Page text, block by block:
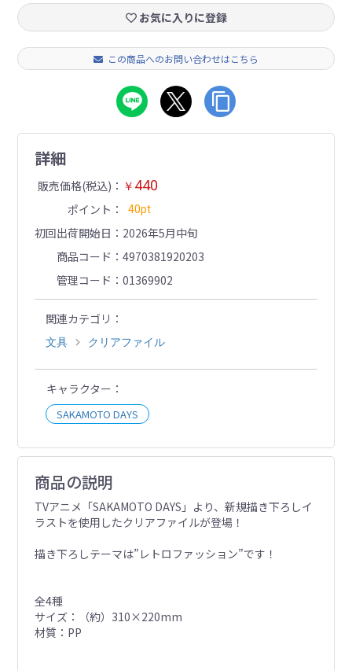
お気に入りに登録
この商品へのお問い合わせはこちら
詳細
販売価格(税込) ￥ 440
ポイント 40pt
初回出荷開始日
2026年5月中旬
商品コード
4970381920203
管理コード
01369902
関連カテゴリ
文具 クリアファイル
キャラクター
SAKAMOTO DAYS
商品の説明
TVアニメ「SAKAMOTO DAYS」より、新規描き下ろしイ
ラストを使用したクリアファイルが登場！
描き下ろしテーマは”レトロファッション”です！
全4種
サイズ：（約）310×220mm
材質：PP